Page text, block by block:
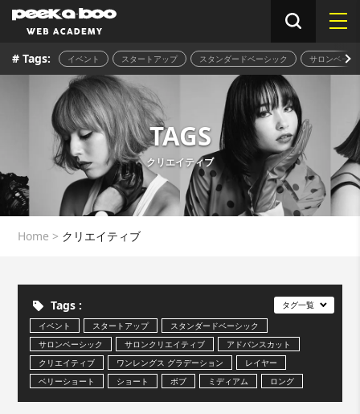
# Tags: イベント スタートアップ スタンダードベーシック サロンベーシ
TAGS
クリエイティブ
Home > クリエイティブ
Tags :
イベント スタートアップ
スタンダードベーシック
サロンベーシック
サロンクリエイティブ
アドバンスカット
クリエイティブ
ワンレングス グラデーション
レイヤー
ベリーショート
ショート ボブ ミディアム
ロング
カラー
パーマ ブロー スタイリング
タグ一覧